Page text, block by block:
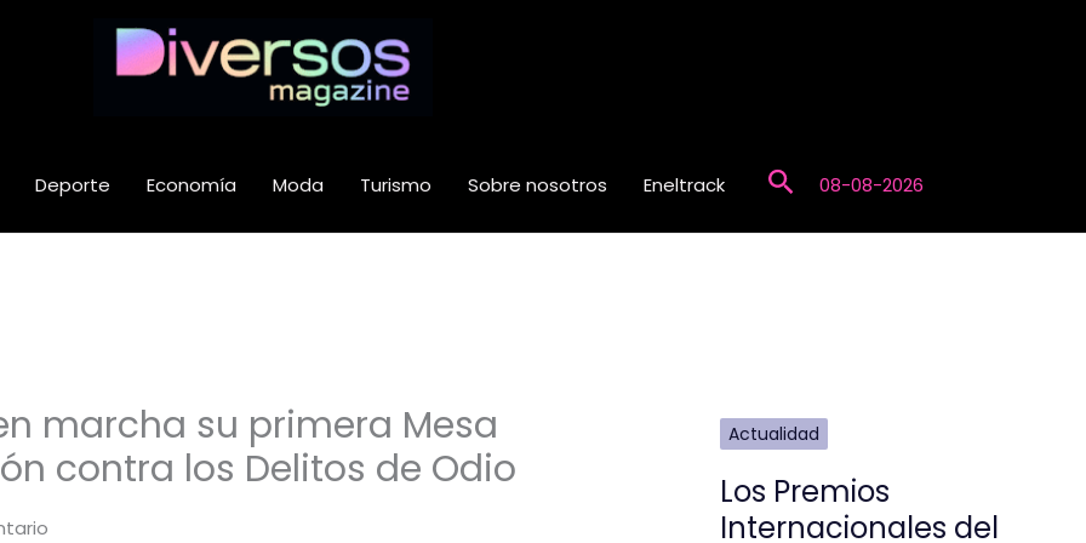
Deporte Economía Moda Turismo Sobre nosotros Eneltrack Buscar08-08-2026
marcha su primera Mesa
contra los Delitos de Odio
Actualidad
Los Premios
Internacionales del